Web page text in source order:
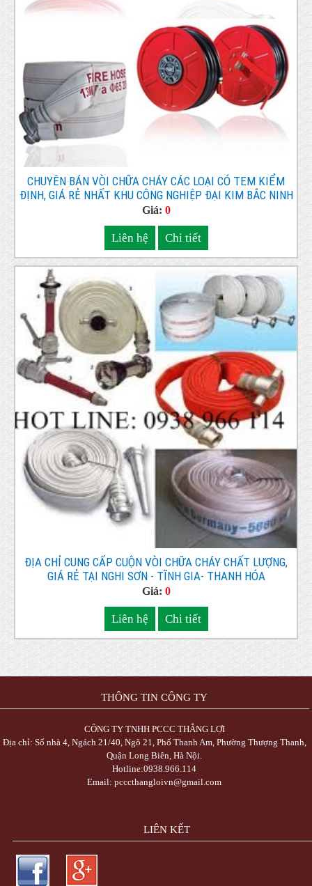
CHUYÊN BÁN VÒI CHỮA CHÁY CÁC LOẠI CÓ TEM KIỂM
ĐỊNH, GIÁ RẺ NHẤT KHU CÔNG NGHIỆP ĐẠI KIM BẮC NINH
Giá: 0
Liên hệ Chi tiết
ĐỊA CHỈ CUNG CẤP CUỘN VÒI CHỮA CHÁY CHẤT LƯỢNG,
GIÁ RẺ TẠI NGHI SƠN - TĨNH GIA- THANH HÓA
Giá: 0
Liên hệ Chi tiết
THÔNG TIN CÔNG TY
CÔNG TY TNHH PCCC THẮNG LỢI
Địa chỉ: Số nhà 4, Ngách 21/40, Ngõ 21, Phố Thanh Am, Phường Thượng Thanh,
Quận Long Biên, Hà Nội.
Hotline:0938.966.114
Email: pcccthangloivn@gmail.com
LIÊN KẾT